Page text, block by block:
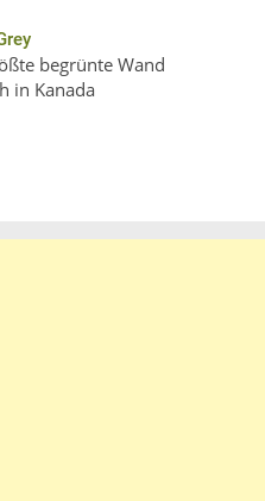
begrünte Wand
in Kanada